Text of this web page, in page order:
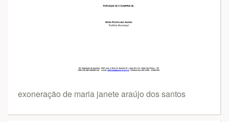
exoneração de maria janete araújo dos santos